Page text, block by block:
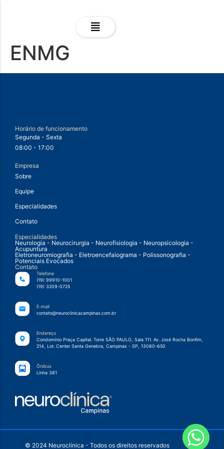
ENMG
Horário de funcionamento
Segunda - Sexta
08:00 - 17:00
Empresa
Sobre
Equipe
Especialidades
Contato
Especialidades
Neurologia - Neurocirurgia - Neurofisiologia - Neuropsicologia -
Acupuntura
Eletroneuromiografia - Eletroencefalograma - Polissonografia -
Potenciais Evocados
Contato
Telefone
(19) 99910-1001
(19) 3209-0725
E-mail
contato@neuroclinicacampinas.com.br
Endereço
Condomínio Praça Capital. Torre SÃO PAULO, Sala 111. Av. José Rocha Bonfim,
214, Lot. Center Santa Genebra, Campinas - SP, 13080-650
Ônibus
Linha 381
© 2024 Neuroclínica - Todos os direitos reservados